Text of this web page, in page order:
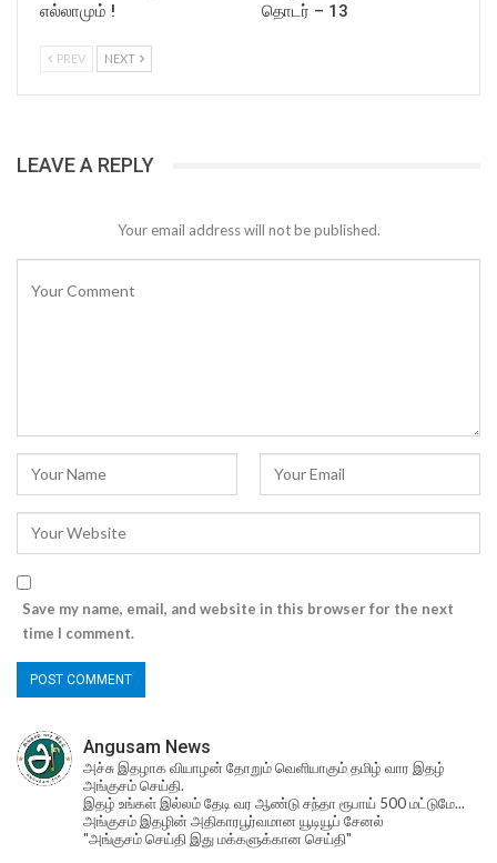
எல்லாமும் !
தொடர் – 13
PREV NEXT
LEAVE A REPLY
Your email address will not be published.
Save my name, email, and website in this browser for the next
time I comment.
Angusam News
அச்சு இதழாக வியாழன் தோறும் வெளியாகும் தமிழ் வார இதழ்
அங்குசம் செய்தி.
இதழ் உங்கள் இல்லம் தேடி வர ஆண்டு சந்தா ரூபாய் 500 மட்டுமே...
அங்குசம் இதழின் அதிகாரபூர்வமான யூடியூப் சேனல்
"அங்குசம் செய்தி இது மக்களுக்கான செய்தி"